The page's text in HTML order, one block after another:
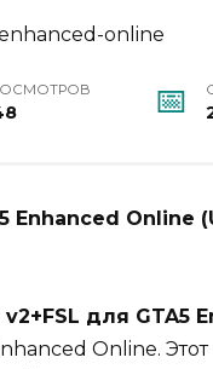
Enhanced Online
для GTA5
Online.